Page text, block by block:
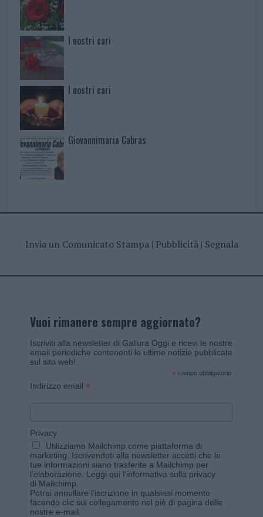
I nostri cari
I nostri cari
Giovannimaria Cabras
Invia un Comunicato Stampa| Pubblicità| Segnala
Vuoi rimanere sempre aggiornato?
Iscriviti alla newsletter di Gallura Oggi e ricevi le nostre
email periodiche contenenti le ultime notizie pubblicate
sul sito web!
* campo obbligatorio
Indirizzo email *
Privacy
Utilizziamo Mailchimp come piattaforma di
marketing. Iscrivendoti alla newsletter accetti che le
tue informazioni siano trasferite a Mailchimp per
l'elaborazione. Leggi qui l'informativa sulla privacy
di Mailchimp
Potrai annullare l'iscrizione in qualsiasi momento
facendo clic sul collegamento nel piè di pagina delle
nostre e-mail.